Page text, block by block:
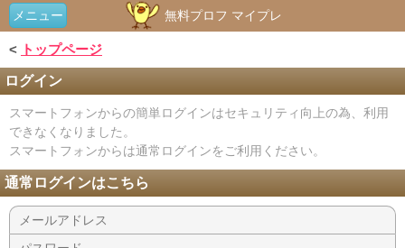
メニュー 無料プロフ マイプレ
< トップページ
ログイン
スマートフォンからの簡単ログインはセキュリティ向上の為、利用
できなくなりました。
スマートフォンからは通常ログインをご利用ください。
通常ログインはこちら